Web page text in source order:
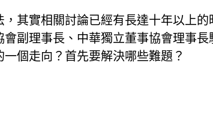
其實相關討論已經有長達十年以上的
副理事長、中華獨立董事協會理事長
個走向？首先要解決哪些難題？